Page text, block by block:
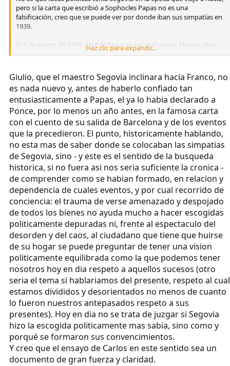
pero si la carta que escribió a Sophocles Papas no es una
falsificación, creo que se puede ver por donde iban sus simpatías en
1939.
El 8 de marzo de 1939, Andrés Segovia escribió desde Montevideo
una carta a su amigo Sophocles Papas, que termina así (en mi
La guerra en España está casi ganada, ¡con la victoria de nuestros
ideales! No puedo terminar esta carta sin poner por escrito, en
español, nuestro grito nacionalista: ¡Arriba España! [en castellano].
Tuyo.
[firmado] Segovia
Haz clic para expandir...
Giulio, que el maestro Segovia inclinara hacia Franco, no
es nada nuevo y, antes de haberlo confiado tan
entusiasticamente a Papas, el ya lo habia declarado a
Ponce, por lo menos un año antes, en la famosa carta
con el cuento de su salida de Barcelona y de los eventos
que la precedieron. El punto, historicamente hablando,
no esta mas de saber donde se colocaban las simpatias
de Segovia, sino - y este es el sentido de la busqueda
historica, si no fuera asi nos seria suficiente la cronica -
de comprender como se habian formado, en relacion y
dependencia de cuales eventos, y por cual recorrido de
conciencia: el trauma de verse amenazado y despojado
de todos los bienes no ayuda mucho a hacer escogidas
politicamente depuradas ni, frente al espectaculo del
desorden y del caos, al ciudadano que tiene que huirse
de su hogar se puede preguntar de tener una vision
politicamente equilibrada como la que podemos tener
nosotros hoy en dia respeto a aquellos sucesos (otro
seria el tema si hablariamos del presente, respeto al cual
estamos divididos y desorientados no menos de cuanto
lo fueron nuestros antepasados respeto a sus
presentes). Hoy en dia no se trata de juzgar si Segovia
hizo la escogida politicamente mas sabia, sino como y
porqué se formaron sus convencimientos.
Y creo que el ensayo de Carlos en este sentido sea un
documento de gran fuerza y claridad.